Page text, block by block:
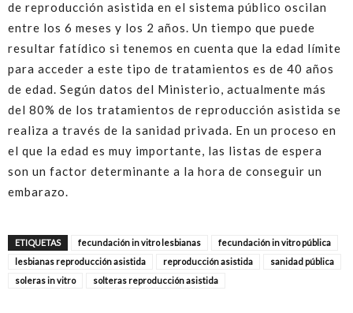
de reproducción asistida en el sistema público oscilan
entre los 6 meses y los 2 años. Un tiempo que puede
resultar fatídico si tenemos en cuenta que la edad límite
para acceder a este tipo de tratamientos es de 40 años
de edad. Según datos del Ministerio, actualmente más
del 80% de los tratamientos de reproducción asistida se
realiza a través de la sanidad privada. En un proceso en
el que la edad es muy importante, las listas de espera
son un factor determinante a la hora de conseguir un
embarazo.
ETIQUETAS fecundación in vitro lesbianas
fecundación in vitro pública
lesbianas reproducción asistida
reproducción asistida
sanidad pública
soleras in vitro
solteras reproducción asistida